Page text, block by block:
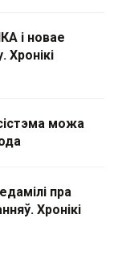
і новае
Хронікі
можа
пра
Хронікі